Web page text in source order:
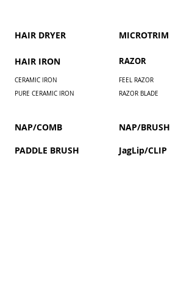
HAIR DRYER
HAIR IRON
CERAMIC IRON
PURE CERAMIC IRON
NAP/COMB
PADDLE BRUSH
​MICROTRIM
RAZOR
FEEL RAZOR
RAZOR BLADE
NAP/BRUSH
JagLip/CLIP